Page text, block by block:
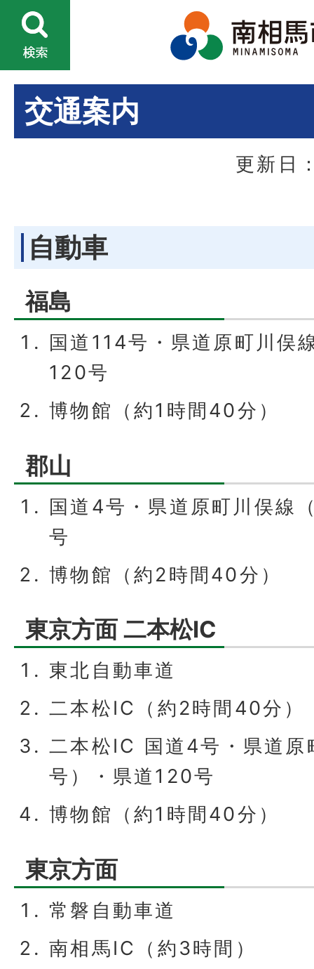
交通案内
更新日
自動車
福島
国道114号・県道原町川俣
120号
博物館（約1時間40分）
郡山
国道4号・県道原町川俣線
号
博物館（約2時間40分）
東京方面 二本松IC
東北自動車道
二本松IC（約2時間40分）
二本松IC 国道4号・県道原
号）・県道120号
博物館（約1時間40分）
東京方面
常磐自動車道
南相馬IC（約3時間）